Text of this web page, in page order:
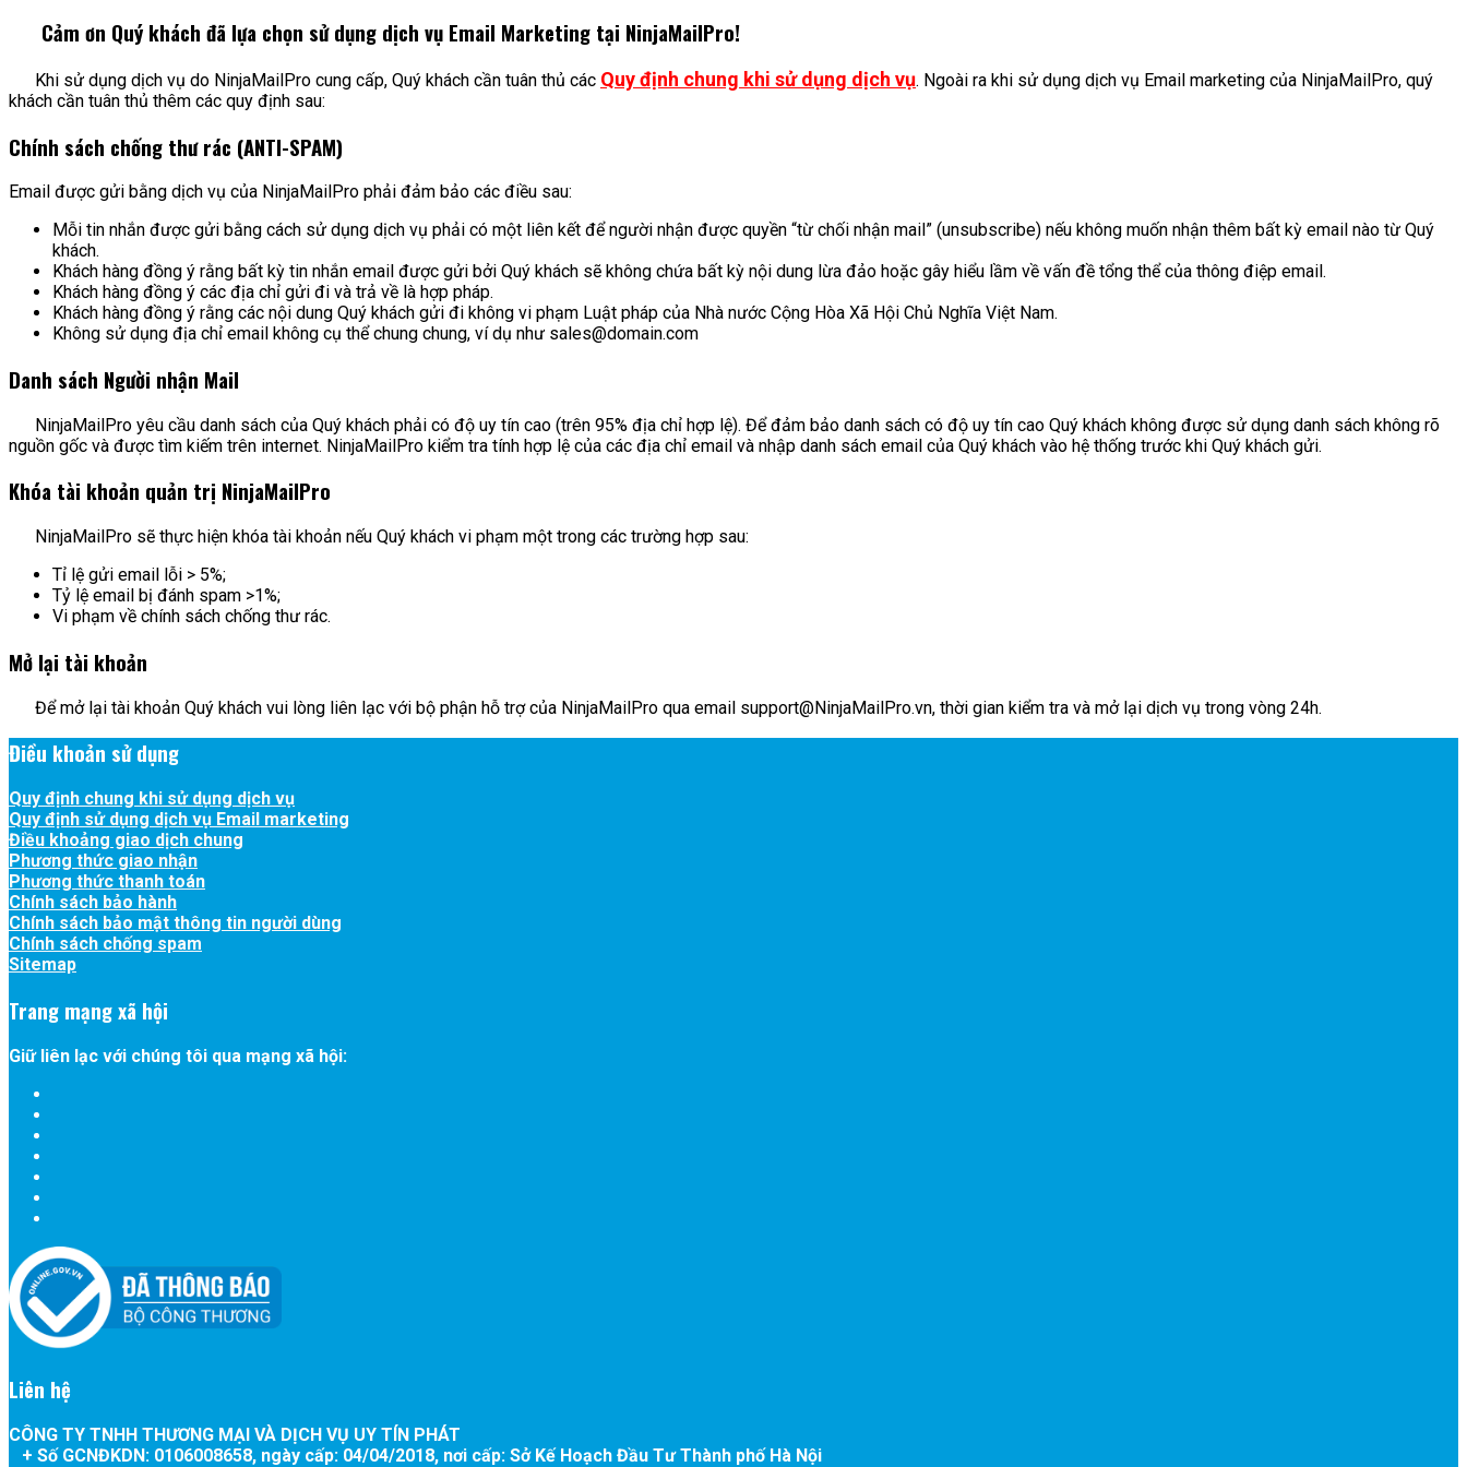
Cảm ơn Quý khách đã lựa chọn sử dụng dịch vụ Email Marketing tại NinjaMailPro!
Khi sử dụng dịch vụ do NinjaMailPro cung cấp, Quý khách cần tuân thủ các Quy định chung khi sử dụng dịch vụ. Ngoài ra khi sử dụng dịch vụ Email marketing của NinjaMailPro, quý
khách cần tuân thủ thêm các quy định sau:
Chính sách chống thư rác (ANTI-SPAM)
Email được gửi bằng dịch vụ của NinjaMailPro phải đảm bảo các điều sau:
Mỗi tin nhắn được gửi bằng cách sử dụng dịch vụ phải có một liên kết để người nhận được quyền “từ chối nhận mail” (unsubscribe) nếu không muốn nhận thêm bất kỳ email nào từ Quý
khách.
Khách hàng đồng ý rằng bất kỳ tin nhắn email được gửi bởi Quý khách sẽ không chứa bất kỳ nội dung lừa đảo hoặc gây hiểu lầm về vấn đề tổng thể của thông điệp email.
Khách hàng đồng ý các địa chỉ gửi đi và trả về là hợp pháp.
Khách hàng đồng ý rằng các nội dung Quý khách gửi đi không vi phạm Luật pháp của Nhà nước Cộng Hòa Xã Hội Chủ Nghĩa Việt Nam.
Không sử dụng địa chỉ email không cụ thể chung chung, ví dụ như sales@domain.com
Danh sách Người nhận Mail
NinjaMailPro yêu cầu danh sách của Quý khách phải có độ uy tín cao (trên 95% địa chỉ hợp lệ). Để đảm bảo danh sách có độ uy tín cao Quý khách không được sử dụng danh sách không rõ
nguồn gốc và được tìm kiếm trên internet. NinjaMailPro kiểm tra tính hợp lệ của các địa chỉ email và nhập danh sách email của Quý khách vào hệ thống trước khi Quý khách gửi.
Khóa tài khoản quản trị NinjaMailPro
NinjaMailPro sẽ thực hiện khóa tài khoản nếu Quý khách vi phạm một trong các trường hợp sau:
Tỉ lệ gửi email lỗi > 5%;
Tỷ lệ email bị đánh spam >1%;
Vi phạm về chính sách chống thư rác.
Mở lại tài khoản
Để mở lại tài khoản Quý khách vui lòng liên lạc với bộ phận hỗ trợ của NinjaMailPro qua email support@NinjaMailPro.vn, thời gian kiểm tra và mở lại dịch vụ trong vòng 24h.
Điều khoản sử dụng
Quy định chung khi sử dụng dịch vụ
Quy định sử dụng dịch vụ Email marketing
Điều khoảng giao dịch chung
Phương thức giao nhận
Phương thức thanh toán
Chính sách bảo hành
Chính sách bảo mật thông tin người dùng
Chính sách chống spam
Sitemap
Trang mạng xã hội
Giữ liên lạc với chúng tôi qua mạng xã hội:
Liên hệ
CÔNG TY TNHH THƯƠNG MẠI VÀ DỊCH VỤ UY TÍN PHÁT
+ Số GCNĐKDN: 0106008658, ngày cấp: 04/04/2018, nơi cấp: Sở Kế Hoạch Đầu Tư Thành phố Hà Nội